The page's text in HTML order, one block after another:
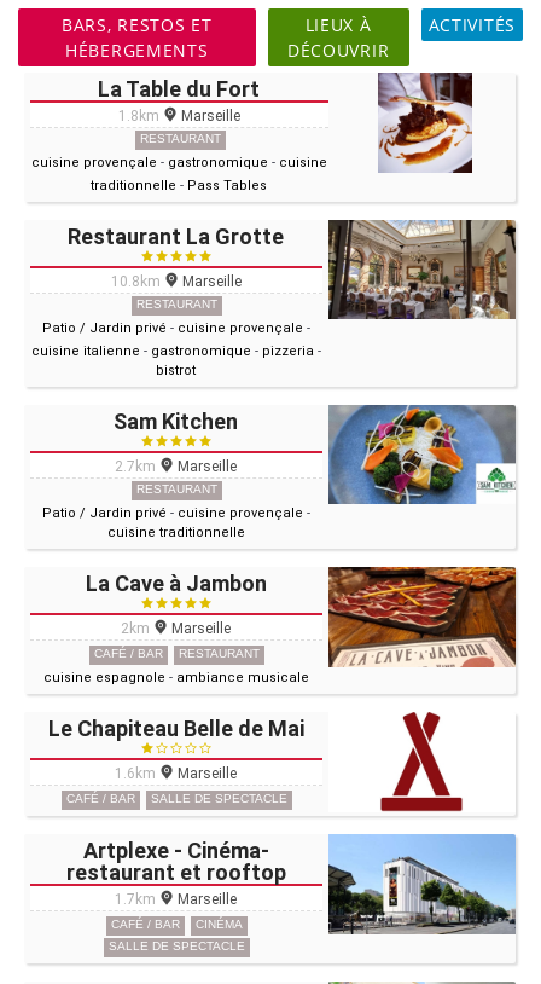
BARS, RESTOS ET
HÉBERGEMENTS
LIEUX À
DÉCOUVRIR
ACTIVITÉS
La Table du Fort
1.8km Marseille
RESTAURANT
cuisine provençale - gastronomique - cuisine
traditionnelle - Pass Tables
Restaurant La Grotte
10.8km Marseille
RESTAURANT
Patio / Jardin privé - cuisine provençale -
cuisine italienne - gastronomique - pizzeria -
bistrot
Sam Kitchen
2.7km Marseille
RESTAURANT
Patio / Jardin privé - cuisine provençale -
cuisine traditionnelle
La Cave à Jambon
2km Marseille
CAFÉ / BAR RESTAURANT
cuisine espagnole - ambiance musicale
Le Chapiteau Belle de Mai
1.6km Marseille
CAFÉ / BAR SALLE DE SPECTACLE
Artplexe - Cinéma-
restaurant et rooftop
1.7km Marseille
CAFÉ / BAR
CINÉMA
SALLE DE SPECTACLE